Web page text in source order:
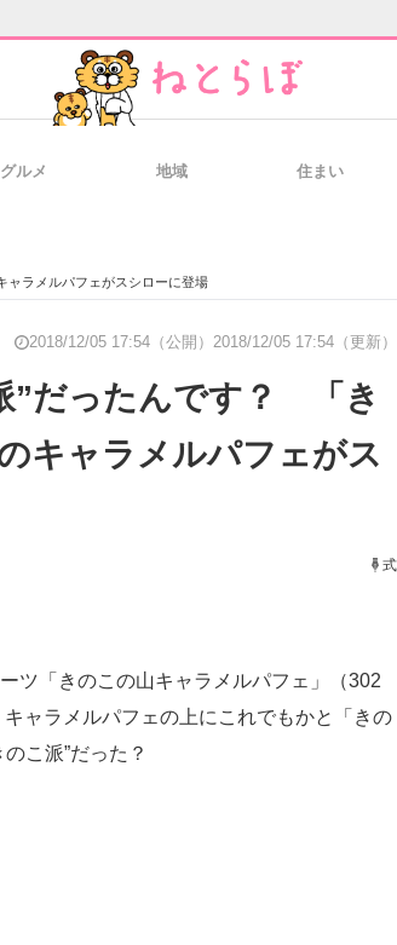
経営リ
IT製品の技術・比較・事例 製造業
エネ
グルメ 地域 住まい
ャラメルパフェがスシローに登場
2018/12/05 17:54（公開） 2018/12/05 17:54（更新）
”だったんです？ 「き
キャラメルパフェがス
式
ツ「きのこの山キャラメルパフェ」（302
ャラメルパフェの上にこれでもかと「きの
こ派”だった？